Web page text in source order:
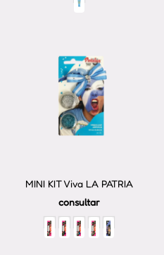
MINI KIT Viva LA PATRIA
consultar